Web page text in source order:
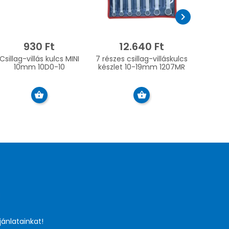
930 Ft
Csillag-villás kulcs MINI
10mm 10D0-10
12.640 Ft
7 részes csillag-villáskulcs
készlet 10-19mm 1207MR
chevron_right